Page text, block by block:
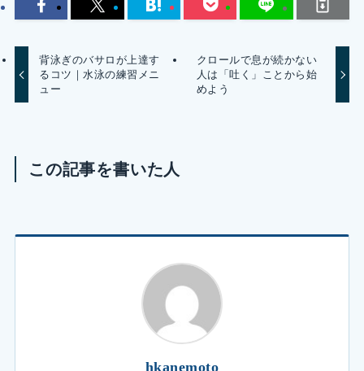
背泳ぎのバサロが上達す
るコツ｜水泳の練習メニ
ュー
クロールで息が続かない
人は「吐く」ことから始
めよう
この記事を書いた人
hkanemoto